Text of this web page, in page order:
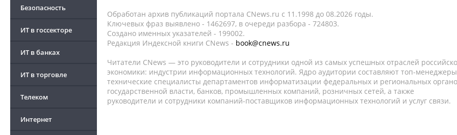
Безопасность
ИТ в госсекторе
ИТ в банках
ИТ в торговле
Телеком
Интернет
Обработан архив публикаций портала CNews.ru c 11.1998 до 08.2026 годы.
Ключевых фраз выявлено - 1462697, в очереди разбора - 724803.
Создано именных указателей - 199002.
Редакция Индексной книги CNews - book@cnews.ru
Читатели CNews — это руководители и сотрудники одной из самых успешных отраслей
экономики: индустрии информационных технологий. Ядро аудитории составляют топ-
технические специалисты департаментов информатизации федеральных и региональных
государственной власти, банков, промышленных компаний, розничных сетей, а также
руководители и сотрудники компаний-поставщиков информационных технологий и услуг связи.